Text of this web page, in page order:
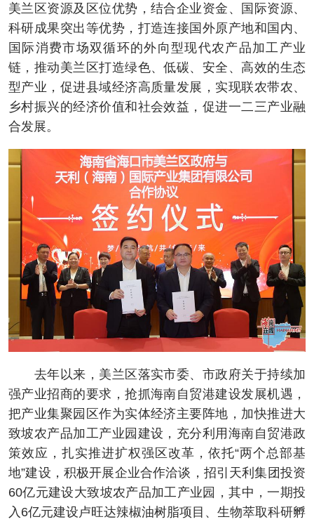
美兰区资源及区位优势，结合企业资金、国际资源、
科研成果突出等优势，打造连接国外原产地和国内、
国际消费市场双循环的外向型现代农产品加工产业
链，推动美兰区打造绿色、低碳、安全、高效的生态
型产业，促进县域经济高质量发展，实现联农带农、
乡村振兴的经济价值和社会效益，促进一二三产业融
合发展。
去年以来，美兰区落实市委、市政府关于持续加
强产业招商的要求，抢抓海南自贸港建设发展机遇，
把产业集聚园区作为实体经济主要阵地，加快推进大
致坡农产品加工产业园建设，充分利用海南自贸港政
策效应，扎实推进扩权强区改革，依托“两个总部基
地”建设，积极开展企业合作洽谈，招引天利集团投资
60亿元建设大致坡农产品加工产业园，其中，一期投
入6亿元建设卢旺达辣椒油树脂项目、生物萃取科研孵